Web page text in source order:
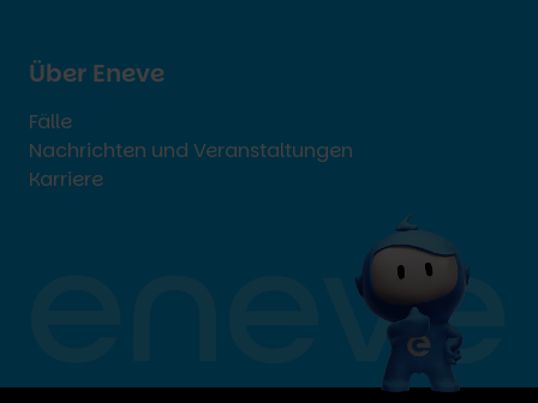
Über Eneve
Fälle
Nachrichten und Veranstaltungen
Karriere